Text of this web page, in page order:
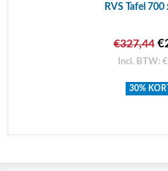
RVS Tafel
€327,44
Incl. BTW:
30%